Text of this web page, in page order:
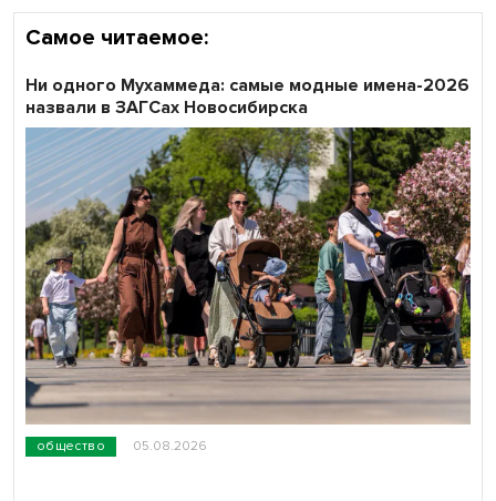
Самое читаемое:
общество 05.08.2026
Ни одного Мухаммеда: самые модные имена-2026
назвали в ЗАГСах Новосибирска